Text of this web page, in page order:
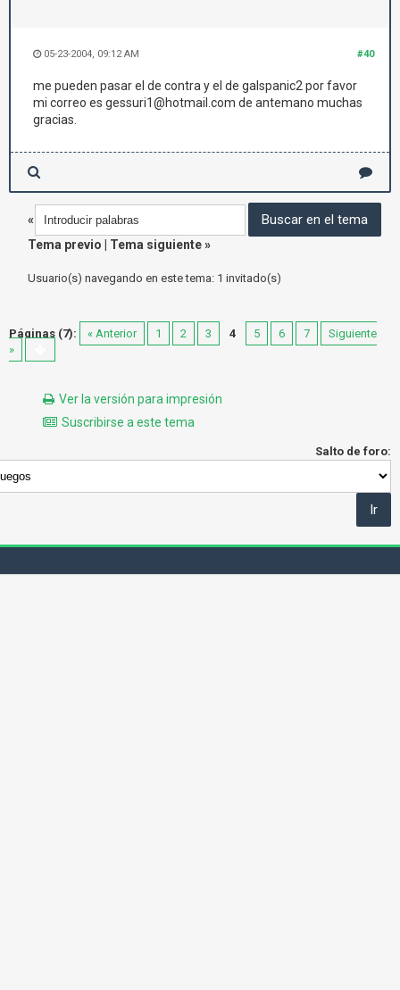
#40
05-23-2004, 09:12 AM
me pueden pasar el de contra y el de galspanic2 por favor
mi correo es gessuri1@hotmail.com de antemano muchas
gracias.
«
Tema previo
Tema siguiente»
Usuario(s) navegando en este tema: 1 invitado(s)
Páginas (7): « Anterior 1 2 3 4 5 6 7
Siguiente
»
Ver la versión para impresión
Suscribirse a este tema
Salto de foro: